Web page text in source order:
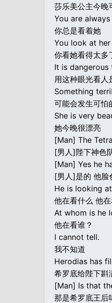
莎乐美公主今晚
You are
你总是看着她
You look at
你看她看得太多
It is
用这种眼光看人
Something
可能会发生可怕
She is very
她今晚很漂亮
[Man] The
[男人]陛下神色
[Man] Yes he
[男人]是的 他脸
He is looking
他在看什么 他
At whom is he
他在看谁？
I cannot tell.
我不知道
Herodias has
希罗底给陛下斟
[Man] Is that
那是希罗底王后